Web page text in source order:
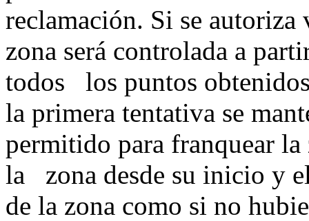
reclamación. Si se
zona será controlada a
todos los puntos
la primera tentativa se
permitido para franquear
la zona desde su inicio y
de la zona como si no